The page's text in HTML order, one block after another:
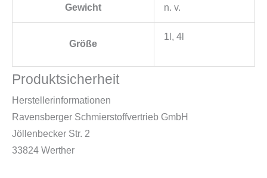
Gewicht n. v.
Größe
1l, 4l
Produktsicherheit
Herstellerinformationen
Ravensberger Schmierstoffvertrieb GmbH
Jöllenbecker Str. 2
33824 Werther